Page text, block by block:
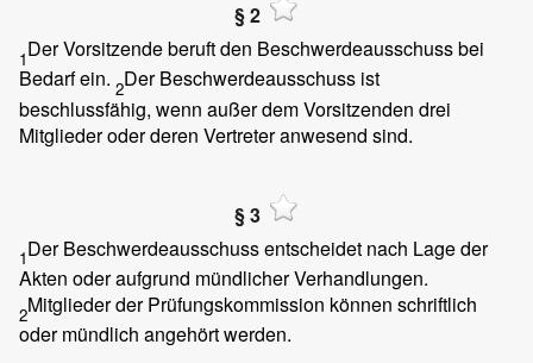
§ 2
1Der Vorsitzende beruft den Beschwerdeausschuss bei
Bedarf ein. 2Der Beschwerdeausschuss ist
beschlussfähig, wenn außer dem Vorsitzenden drei
Mitglieder oder deren Vertreter anwesend sind.
§ 3
1Der Beschwerdeausschuss entscheidet nach Lage der
Akten oder aufgrund mündlicher Verhandlungen.
2Mitglieder der Prüfungskommission können schriftlich
oder mündlich angehört werden.